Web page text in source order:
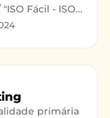
Fácil - ISO
diferentes
primária